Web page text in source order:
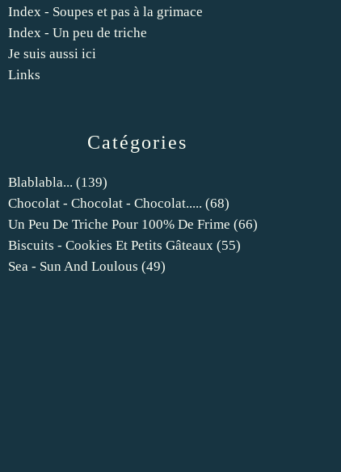
Catégories
Blablabla... (139)
Chocolat - Chocolat - Chocolat..... (68)
Un Peu De Triche Pour 100% De Frime (66)
Biscuits - Cookies Et Petits Gâteaux (55)
Sea - Sun And Loulous (49)
Index - Soupes et pas à la grimace
Index - Un peu de triche
Je suis aussi ici
Links